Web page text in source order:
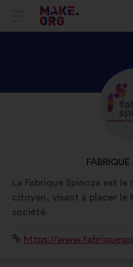
EITI
MAKE.ORG
PUSLAPĮ
La Fabrique Spinoza est
citoyen, visant à placer le
société.
Interneto
https://